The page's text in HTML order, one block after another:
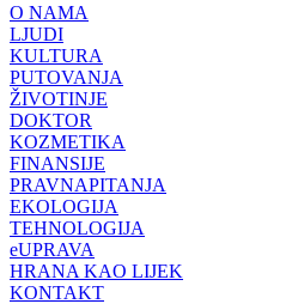
O NAMA
LJUDI
KULTURA
PUTOVANJA
ŽIVOTINJE
DOKTOR
KOZMETIKA
FINANSIJE
PRAVNAPITANJA
EKOLOGIJA
TEHNOLOGIJA
eUPRAVA
HRANA KAO LIJEK
KONTAKT